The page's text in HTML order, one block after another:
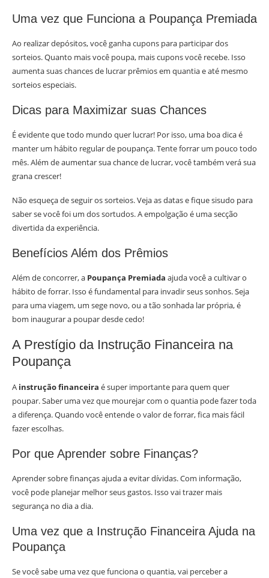
Uma vez que Funciona a Poupança Premiada
Ao realizar depósitos, você ganha cupons para participar dos
sorteios. Quanto mais você poupa, mais cupons você recebe. Isso
aumenta suas chances de lucrar prêmios em quantia e até mesmo
sorteios especiais.
Dicas para Maximizar suas Chances
É evidente que todo mundo quer lucrar! Por isso, uma boa dica é
manter um hábito regular de poupança. Tente forrar um pouco todo
mês. Além de aumentar sua chance de lucrar, você também verá sua
grana crescer!
Não esqueça de seguir os sorteios. Veja as datas e fique sisudo para
saber se você foi um dos sortudos. A empolgação é uma secção
divertida da experiência.
Benefícios Além dos Prêmios
Além de concorrer, a Poupança Premiada ajuda você a cultivar o
hábito de forrar. Isso é fundamental para invadir seus sonhos. Seja
para uma viagem, um sege novo, ou a tão sonhada lar própria, é
bom inaugurar a poupar desde cedo!
A Prestígio da Instrução Financeira na
Poupança
A instrução financeira é super importante para quem quer
poupar. Saber uma vez que mourejar com o quantia pode fazer toda
a diferença. Quando você entende o valor de forrar, fica mais fácil
fazer escolhas.
Por que Aprender sobre Finanças?
Aprender sobre finanças ajuda a evitar dívidas. Com informação,
você pode planejar melhor seus gastos. Isso vai trazer mais
segurança no dia a dia.
Uma vez que a Instrução Financeira Ajuda na
Poupança
Se você sabe uma vez que funciona o quantia, vai perceber a